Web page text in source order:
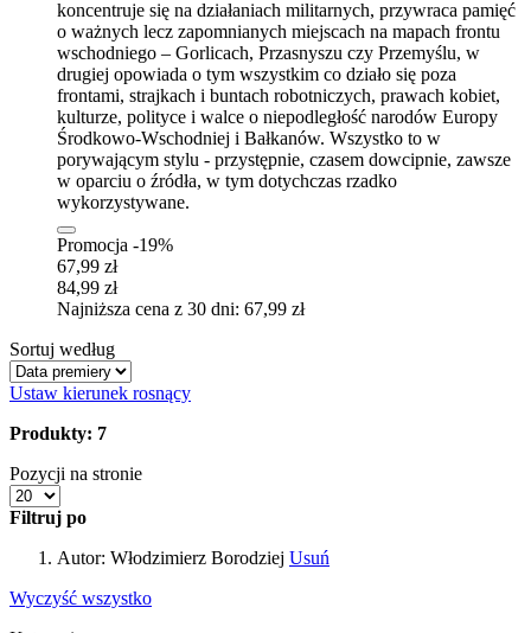
koncentruje się na działaniach militarnych, przywraca pamięć
o ważnych lecz zapomnianych miejscach na mapach frontu
wschodniego – Gorlicach, Przasnyszu czy Przemyślu, w
drugiej opowiada o tym wszystkim co działo się poza
frontami, strajkach i buntach robotniczych, prawach kobiet,
kulturze, polityce i walce o niepodległość narodów Europy
Środkowo-Wschodniej i Bałkanów. Wszystko to w
porywającym stylu - przystępnie, czasem dowcipnie, zawsze
w oparciu o źródła, w tym dotychczas rzadko
wykorzystywane.
Promocja -19%
67,99 zł
84,99 zł
Najniższa cena z 30 dni: 67,99 zł
Sortuj według
Ustaw kierunek rosnący
Produkty: 7
Pozycji na stronie
Filtruj po
Autor: Włodzimierz Borodziej Usuń
Wyczyść wszystko